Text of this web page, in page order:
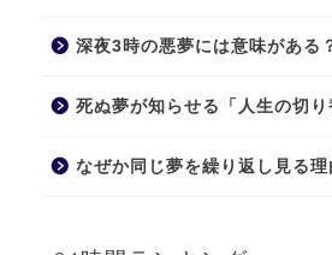
深夜3時の悪夢には意味がある
死ぬ夢が知らせる「人生の切り
なぜか同じ夢を繰り返し見る理